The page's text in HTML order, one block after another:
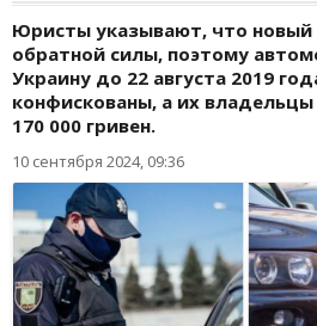
Юристы указывают, что новый
обратной силы, поэтому
Украину до 22 августа 2019
конфискованы, а их
170 000 гривен.
10 сентября 2024, 09:36